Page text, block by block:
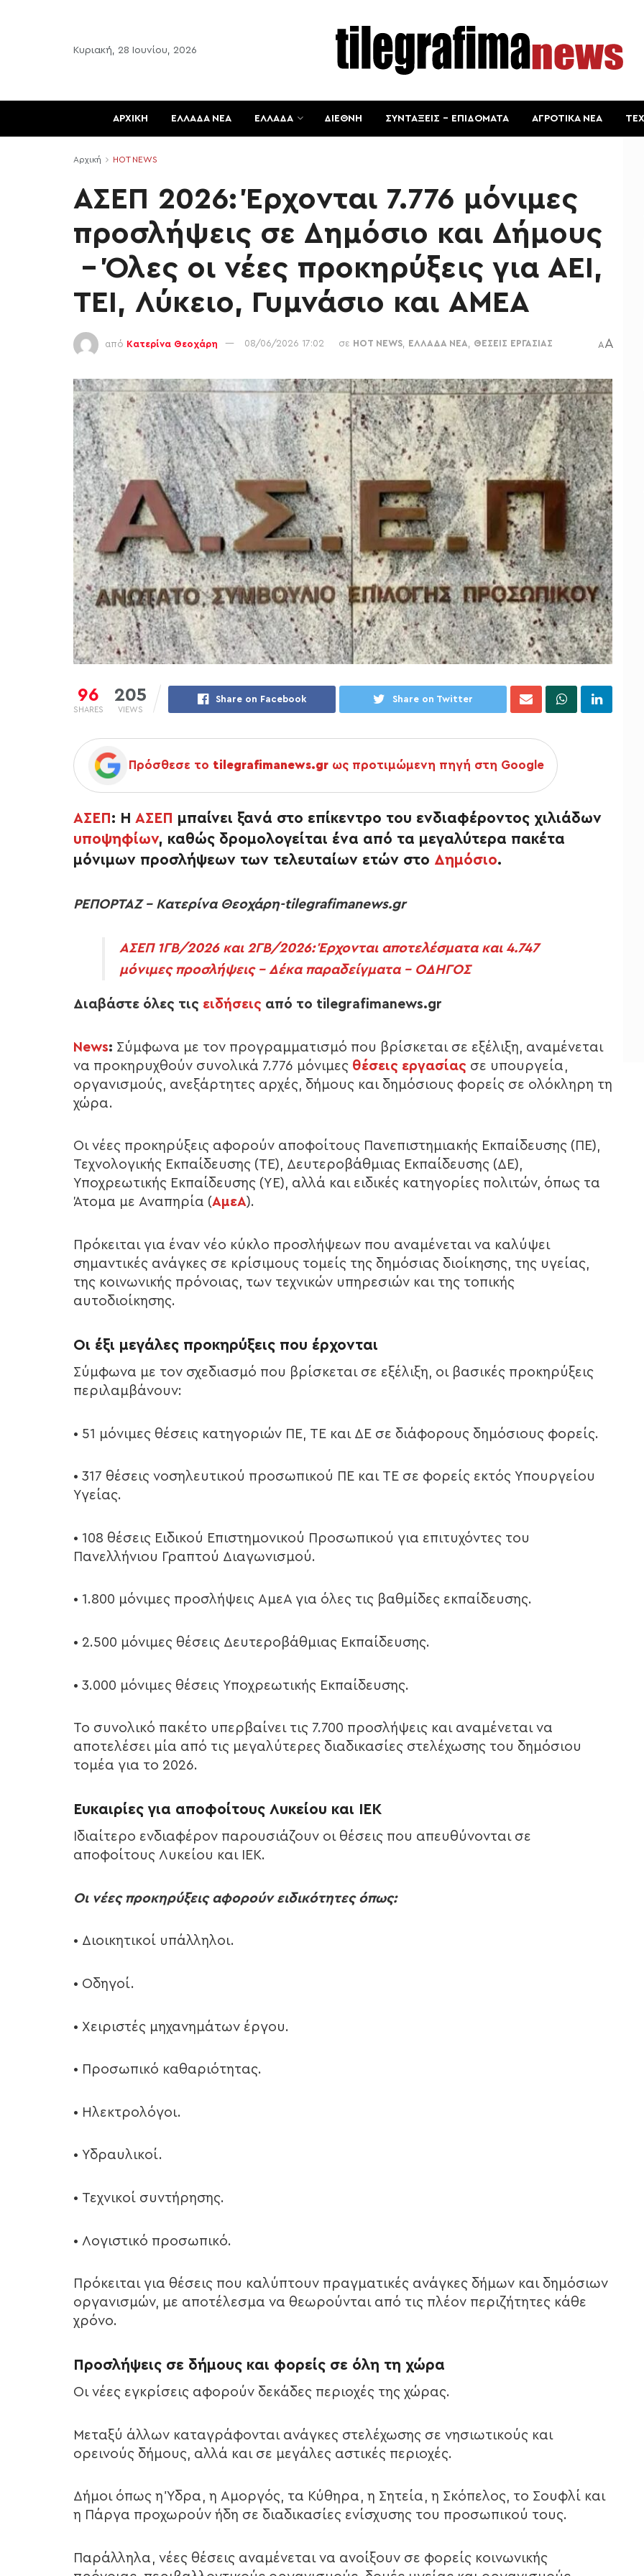
Κυριακή, 28 Ιουνίου, 2026
ΑΡΧΙΚΗ ΕΛΛΑΔΑ ΝΕΑ ΕΛΛΑΔΑ ΔΙΕΘΝΗ ΣΥΝΤΑΞΕΙΣ – ΕΠΙΔΟΜΑΤΑ ΑΓΡΟΤΙΚΑ ΝΕΑ
Αρχική HOT NEWS
ΑΣΕΠ 2026: Έρχονται 7.776 μόνιμες
προσλήψεις σε Δημόσιο και Δήμους
– Όλες οι νέες προκηρύξεις για ΑΕΙ,
ΤΕΙ, Λύκειο, Γυμνάσιο και ΑΜΕΑ
από Κατερίνα Θεοχάρη 08/06/2026 17:02 σε HOT NEWS ΕΛΛΑΔΑ ΝΕΑ ΘΕΣΕΙΣ ΕΡΓΑΣΙΑΣ AA
96
SHARES
205
VIEWS
Share on Facebook Share on Twitter
Πρόσθεσε το tilegrafimanews.gr ως προτιμώμενη πηγή στη Google
ΑΣΕΠ : Η ΑΣΕΠ μπαίνει ξανά στο επίκεντρο του ενδιαφέροντος χιλιάδων
υποψηφίων, καθώς δρομολογείται ένα από τα μεγαλύτερα πακέτα
μόνιμων προσλήψεων των τελευταίων ετών στο Δημόσιο.
ΡΕΠΟΡΤΑΖ – Κατερίνα Θεοχάρη-tilegrafimanews.gr
ΑΣΕΠ 1ΓΒ/2026 και 2ΓΒ/2026: Έρχονται αποτελέσματα και 4.747
μόνιμες προσλήψεις – Δέκα παραδείγματα – ΟΔΗΓΟΣ
Διαβάστε όλες τις ειδήσεις από το tilegrafimanews.gr
News: Σύμφωνα με τον προγραμματισμό που βρίσκεται σε εξέλιξη, αναμένεται
να προκηρυχθούν συνολικά 7.776 μόνιμες θέσεις εργασίας σε υπουργεία,
οργανισμούς, ανεξάρτητες αρχές, δήμους και δημόσιους φορείς σε ολόκληρη τη
χώρα.
Οι νέες προκηρύξεις αφορούν αποφοίτους Πανεπιστημιακής Εκπαίδευσης (ΠΕ),
Τεχνολογικής Εκπαίδευσης (ΤΕ), Δευτεροβάθμιας Εκπαίδευσης (ΔΕ),
Υποχρεωτικής Εκπαίδευσης (ΥΕ), αλλά και ειδικές κατηγορίες πολιτών, όπως τα
Άτομα με Αναπηρία (ΑμεΑ).
Πρόκειται για έναν νέο κύκλο προσλήψεων που αναμένεται να καλύψει
σημαντικές ανάγκες σε κρίσιμους τομείς της δημόσιας διοίκησης, της υγείας,
της κοινωνικής πρόνοιας, των τεχνικών υπηρεσιών και της τοπικής
αυτοδιοίκησης.
Οι έξι μεγάλες προκηρύξεις που έρχονται
Σύμφωνα με τον σχεδιασμό που βρίσκεται σε εξέλιξη, οι βασικές προκηρύξεις
περιλαμβάνουν:
• 51 μόνιμες θέσεις κατηγοριών ΠΕ, ΤΕ και ΔΕ σε διάφορους δημόσιους φορείς.
• 317 θέσεις νοσηλευτικού προσωπικού ΠΕ και ΤΕ σε φορείς εκτός Υπουργείου
Υγείας.
• 108 θέσεις Ειδικού Επιστημονικού Προσωπικού για επιτυχόντες του
Πανελλήνιου Γραπτού Διαγωνισμού.
• 1.800 μόνιμες προσλήψεις ΑμεΑ για όλες τις βαθμίδες εκπαίδευσης.
• 2.500 μόνιμες θέσεις Δευτεροβάθμιας Εκπαίδευσης.
• 3.000 μόνιμες θέσεις Υποχρεωτικής Εκπαίδευσης.
Το συνολικό πακέτο υπερβαίνει τις 7.700 προσλήψεις και αναμένεται να
αποτελέσει μία από τις μεγαλύτερες διαδικασίες στελέχωσης του δημόσιου
τομέα για το 2026.
Ευκαιρίες για αποφοίτους Λυκείου και ΙΕΚ
Ιδιαίτερο ενδιαφέρον παρουσιάζουν οι θέσεις που απευθύνονται σε
αποφοίτους Λυκείου και ΙΕΚ.
Οι νέες προκηρύξεις αφορούν ειδικότητες όπως:
• Διοικητικοί υπάλληλοι.
• Οδηγοί.
• Χειριστές μηχανημάτων έργου.
• Προσωπικό καθαριότητας.
• Ηλεκτρολόγοι.
• Υδραυλικοί.
• Τεχνικοί συντήρησης.
• Λογιστικό προσωπικό.
Πρόκειται για θέσεις που καλύπτουν πραγματικές ανάγκες δήμων και δημόσιων
οργανισμών, με αποτέλεσμα να θεωρούνται από τις πλέον περιζήτητες κάθε
χρόνο.
Προσλήψεις σε δήμους και φορείς σε όλη τη χώρα
Οι νέες εγκρίσεις αφορούν δεκάδες περιοχές της χώρας.
Μεταξύ άλλων καταγράφονται ανάγκες στελέχωσης σε νησιωτικούς και
ορεινούς δήμους, αλλά και σε μεγάλες αστικές περιοχές.
Δήμοι όπως η Ύδρα, η Αμοργός, τα Κύθηρα, η Σητεία, η Σκόπελος, το Σουφλί και
η Πάργα προχωρούν ήδη σε διαδικασίες ενίσχυσης του προσωπικού τους.
Παράλληλα, νέες θέσεις αναμένεται να ανοίξουν σε φορείς κοινωνικής